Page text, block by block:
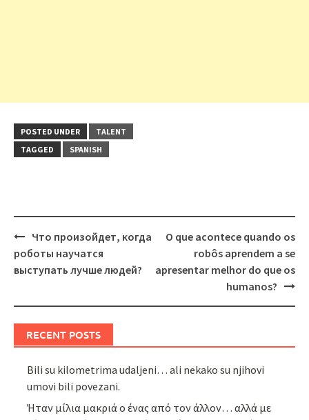
POSTED UNDER
TALENT
TAGGED
SPANISH
Post
navigation
Что произойдет, когда
роботы научатся
выступать лучше людей?
O que acontece quando os
robôs aprendem a se
apresentar melhor do que os
humanos?
RECENT POSTS
Bili su kilometrima udaljeni… ali nekako su njihovi
umovi bili povezani.
Ήταν μίλια μακριά ο ένας από τον άλλον… αλλά με